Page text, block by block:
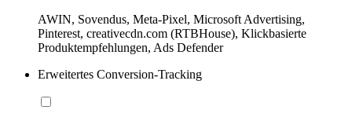
AWIN, Sovendus, Meta-Pixel, Microsoft Advertising,
Pinterest, creativecdn.com (RTBHouse), Klickbasierte
Produktempfehlungen, Ads Defender
Erweitertes Conversion-Tracking